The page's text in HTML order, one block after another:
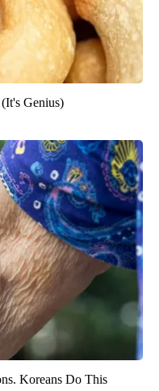
Genius)
Koreans Do This